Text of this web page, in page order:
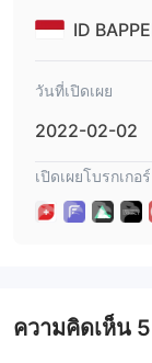
Swiss Marketsได้
ทั่วไปจะให้ความมั่น
กำกับดูแลเฉพาะเพื่
สถานะเนื่องจากมีอ
แพลตฟอร์มที่ให้ข้อ
กระทรวงการค้าใน
เนื่องจากการมีส่ว
ID
วันที่เปิดเผย
2022-02-02
เปิดเผยโบรกเกอร์
ความคิดเห็น 5